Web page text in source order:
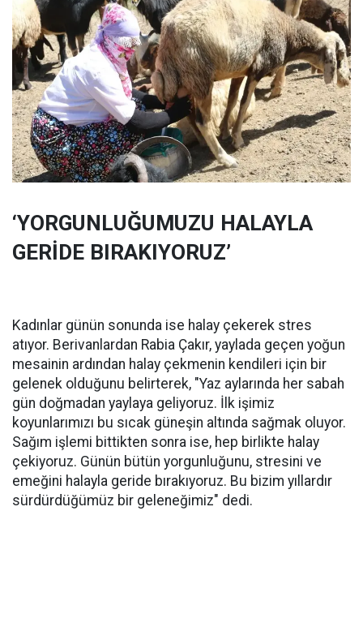
‘YORGUNLUĞUMUZU HALAYLA
GERİDE BIRAKIYORUZ’
Kadınlar günün sonunda ise halay çekerek stres
atıyor. Berivanlardan Rabia Çakır, yaylada geçen yoğun
mesainin ardından halay çekmenin kendileri için bir
gelenek olduğunu belirterek, "Yaz aylarında her sabah
gün doğmadan yaylaya geliyoruz. İlk işimiz
koyunlarımızı bu sıcak güneşin altında sağmak oluyor.
Sağım işlemi bittikten sonra ise, hep birlikte halay
çekiyoruz. Günün bütün yorgunluğunu, stresini ve
emeğini halayla geride bırakıyoruz. Bu bizim yıllardır
sürdürdüğümüz bir geleneğimiz" dedi.